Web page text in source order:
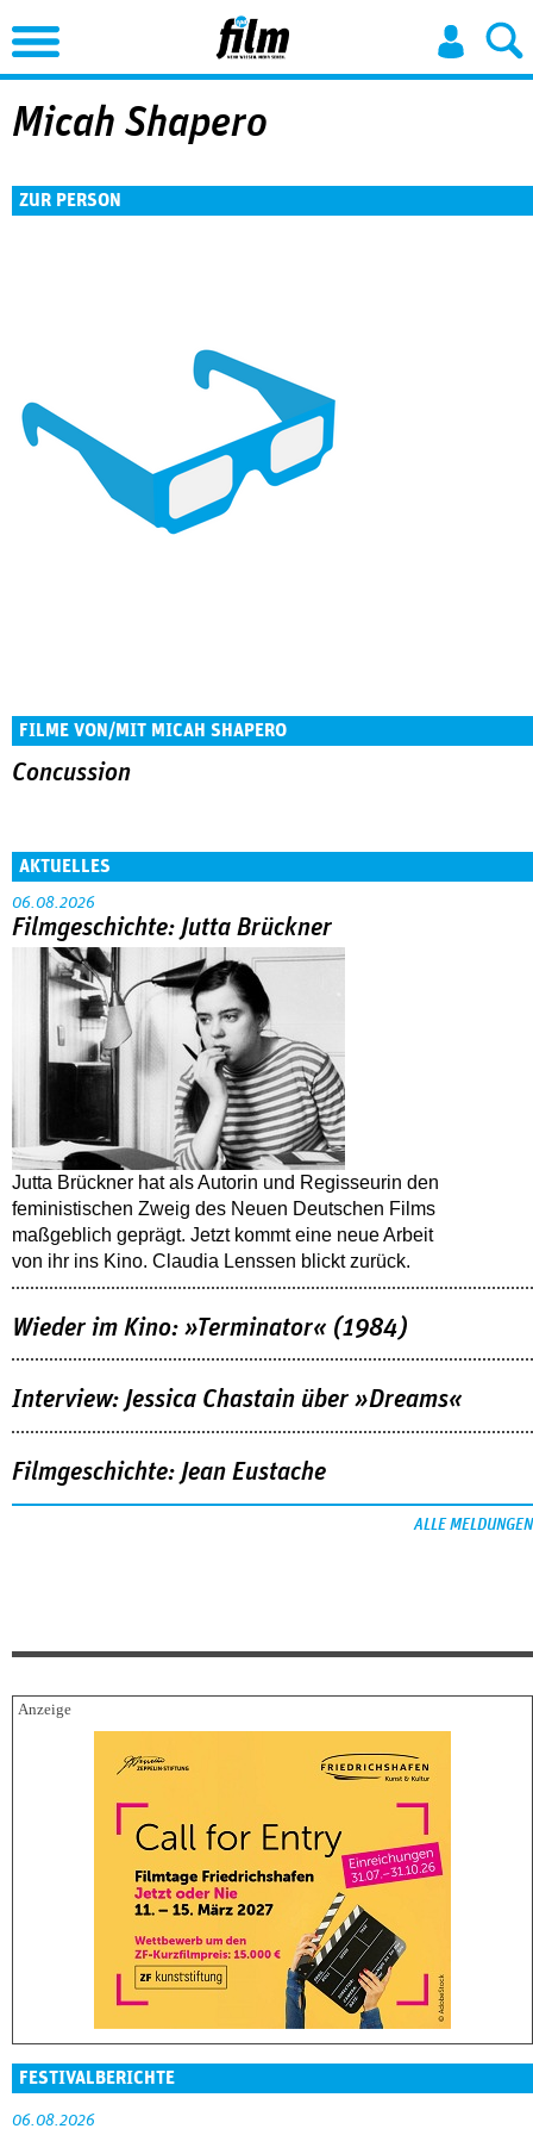
Jump to Navigation
Micah Shapero
ZUR PERSON
FILME VON/MIT MICAH SHAPERO
Concussion
AKTUELLES
06.08.2026
Filmgeschichte: Jutta Brückner
Jutta Brückner hat als Autorin und Regisseurin den
feministischen Zweig des Neuen Deutschen Films
maßgeblich geprägt. Jetzt kommt eine neue Arbeit
von ihr ins Kino. Claudia Lenssen blickt zurück.
Wieder im Kino: »Terminator« (1984)
Interview: Jessica Chastain über »Dreams«
Filmgeschichte: Jean Eustache
ALLE MELDUNGEN
FESTIVALBERICHTE
06.08.2026